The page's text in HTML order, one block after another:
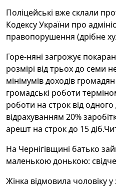
Поліцейські вже склали
Кодексу України про
правопорушення (дрібне
Горе-няні загрожує
розмірі від трьох до семи
мінімумів доходів
громадські роботи
роботи на строк від одного
відрахуванням 20%
арешт на строк до 15
На Чернігівщині батько
маленькою донькою:
Жінка відмовила чоловіку